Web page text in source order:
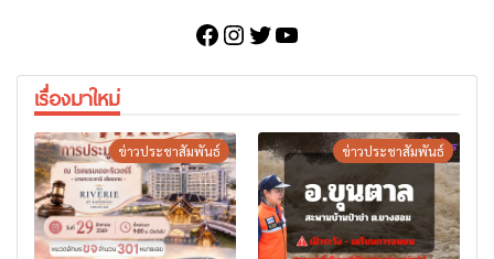
Facebook
Instagram
Twitter
YouTube
เรื่องมาใหม่
ข่าวประชาสัมพันธ์ ข่าวประชาสัมพันธ์